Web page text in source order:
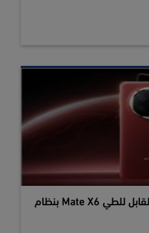
هواوي تعلن رسمياً عن هاتفها القابل للطي Mate X6 بنظام